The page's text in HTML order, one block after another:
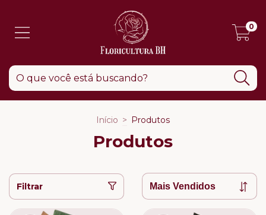
0
Início > Produtos
Produtos
Filtrar